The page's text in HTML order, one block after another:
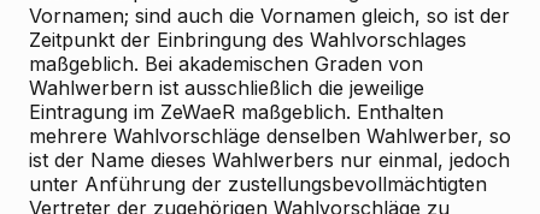
Vornamen; sind auch die Vornamen gleich, so ist der
Zeitpunkt der Einbringung des Wahlvorschlages
maßgeblich. Bei akademischen Graden von
Wahlwerbern ist ausschließlich die jeweilige
Eintragung im ZeWaeR maßgeblich. Enthalten
mehrere Wahlvorschläge denselben Wahlwerber, so
ist der Name dieses Wahlwerbers nur einmal, jedoch
unter Anführung der zustellungsbevollmächtigten
Vertreter der zugehörigen Wahlvorschläge zu